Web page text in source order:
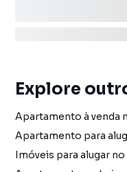
Explore
Imóveis para alugar